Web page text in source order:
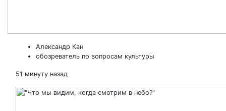
Александр Кан
обозреватель по вопросам культуры
51 минуту назад